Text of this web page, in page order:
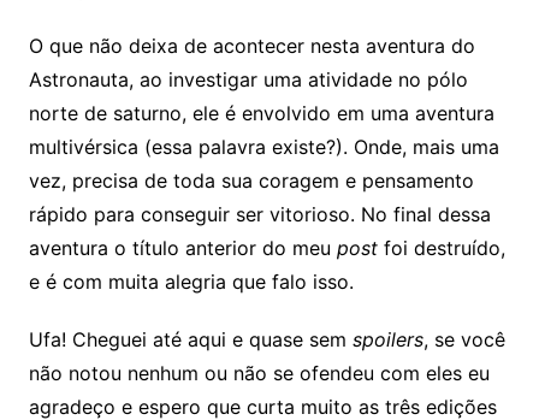
O que não deixa de acontecer nesta aventura do
Astronauta, ao investigar uma atividade no pólo
norte de saturno, ele é envolvido em uma aventura
multivérsica (essa palavra existe?). Onde, mais uma
vez, precisa de toda sua coragem e pensamento
rápido para conseguir ser vitorioso. No final dessa
aventura o título anterior do meu post foi destruído,
e é com muita alegria que falo isso.
Ufa! Cheguei até aqui e quase sem spoilers, se você
não notou nenhum ou não se ofendeu com eles eu
agradeço e espero que curta muito as três edições